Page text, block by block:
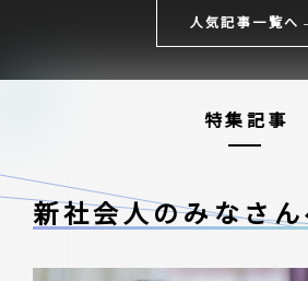
人気記事一覧へ
特集記事
新社会人のみなさん